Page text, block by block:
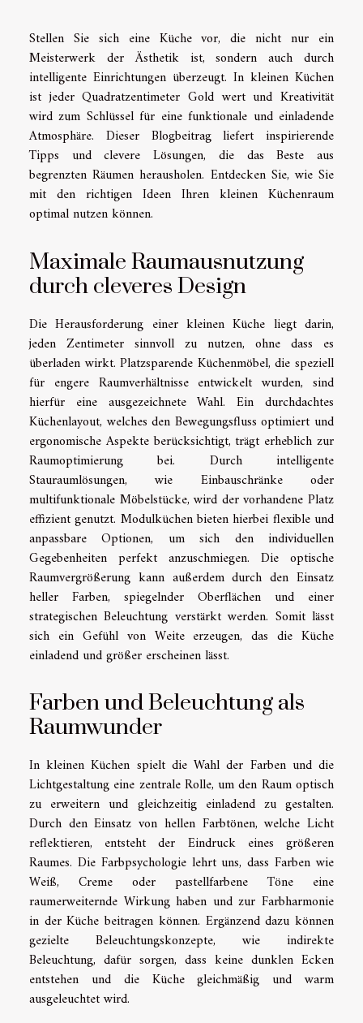
Stellen Sie sich eine Küche vor, die nicht nur ein
Meisterwerk der Ästhetik ist, sondern auch durch
intelligente Einrichtungen überzeugt. In kleinen Küchen
ist jeder Quadratzentimeter Gold wert und Kreativität
wird zum Schlüssel für eine funktionale und einladende
Atmosphäre. Dieser Blogbeitrag liefert inspirierende
Tipps und clevere Lösungen, die das Beste aus
begrenzten Räumen herausholen. Entdecken Sie, wie Sie
mit den richtigen Ideen Ihren kleinen Küchenraum
optimal nutzen können.
Maximale Raumausnutzung
durch cleveres Design
Die Herausforderung einer kleinen Küche liegt darin,
jeden Zentimeter sinnvoll zu nutzen, ohne dass es
überladen wirkt. Platzsparende Küchenmöbel, die speziell
für engere Raumverhältnisse entwickelt wurden, sind
hierfür eine ausgezeichnete Wahl. Ein durchdachtes
Küchenlayout, welches den Bewegungsfluss optimiert und
ergonomische Aspekte berücksichtigt, trägt erheblich zur
Raumoptimierung bei. Durch intelligente
Stauraumlösungen, wie Einbauschränke oder
multifunktionale Möbelstücke, wird der vorhandene Platz
effizient genutzt. Modulküchen bieten hierbei flexible und
anpassbare Optionen, um sich den individuellen
Gegebenheiten perfekt anzuschmiegen. Die optische
Raumvergrößerung kann außerdem durch den Einsatz
heller Farben, spiegelnder Oberflächen und einer
strategischen Beleuchtung verstärkt werden. Somit lässt
sich ein Gefühl von Weite erzeugen, das die Küche
einladend und größer erscheinen lässt.
Farben und Beleuchtung als
Raumwunder
In kleinen Küchen spielt die Wahl der Farben und die
Lichtgestaltung eine zentrale Rolle, um den Raum optisch
zu erweitern und gleichzeitig einladend zu gestalten.
Durch den Einsatz von hellen Farbtönen, welche Licht
reflektieren, entsteht der Eindruck eines größeren
Raumes. Die Farbpsychologie lehrt uns, dass Farben wie
Weiß, Creme oder pastellfarbene Töne eine
raumerweiternde Wirkung haben und zur Farbharmonie
in der Küche beitragen können. Ergänzend dazu können
gezielte Beleuchtungskonzepte, wie indirekte
Beleuchtung, dafür sorgen, dass keine dunklen Ecken
entstehen und die Küche gleichmäßig und warm
ausgeleuchtet wird.